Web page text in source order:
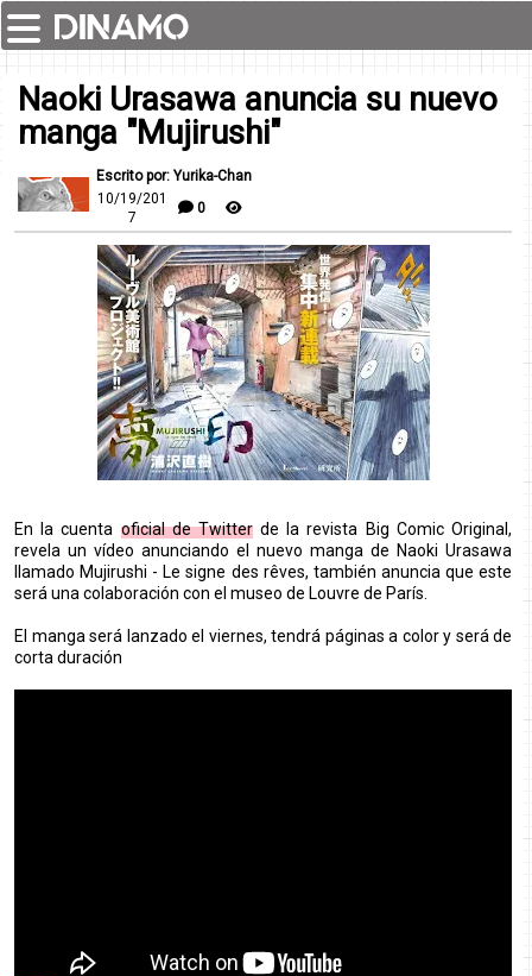
Naoki Urasawa anuncia su nuevo
manga "Mujirushi"
Escrito por: Yurika-Chan
10/19/201
7
0
En la cuenta oficial de Twitterde la revista Big Comic Original,
revela un vídeo anunciando el nuevo manga de Naoki Urasawa
llamado Mujirushi - Le signe des rêves, también anuncia que este
será una colaboración con el museo de Louvre de París.
El manga será lanzado el viernes, tendrá páginas a color y será de
corta duración